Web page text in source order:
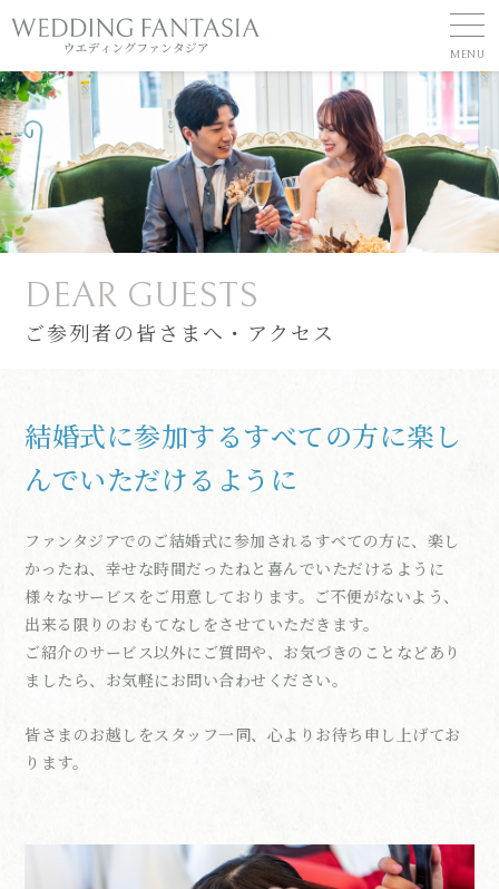
DEAR GUESTS
ご参列者の皆さまへ・アクセス
結婚式に参加するすべての方に楽し
んでいただけるように
ファンタジアでのご結婚式に参加されるすべての方に、楽し
かったね、幸せな時間だったねと喜んでいただけるように
様々なサービスをご用意しております。ご不便がないよう、
出来る限りのおもてなしをさせていただきます。
ご紹介のサービス以外にご質問や、お気づきのことなどあり
ましたら、お気軽にお問い合わせください。
皆さまのお越しをスタッフ一同、心よりお待ち申し上げてお
ります。